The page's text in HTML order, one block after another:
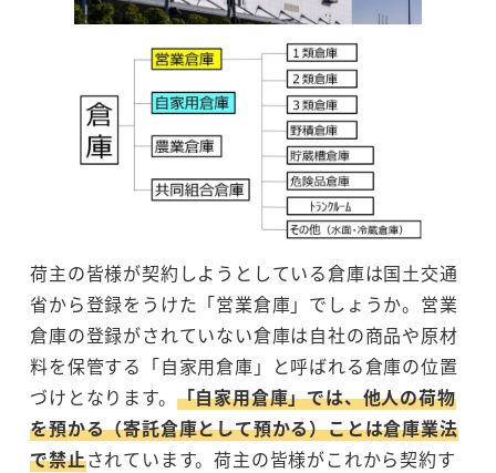
荷主の皆様が契約しようとしている倉庫は国土交通
省から登録をうけた「営業倉庫」でしょうか。営業
倉庫の登録がされていない倉庫は自社の商品や原材
料を保管する「自家用倉庫」と呼ばれる倉庫の位置
づけとなります。 「自家用倉庫」では、他人の荷物
を預かる（寄託倉庫として預かる）ことは倉庫業法
で禁止されています。荷主の皆様がこれから契約す